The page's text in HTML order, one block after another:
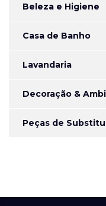
Beleza e Higiene
Casa de Banho
Lavandaria
Decoração &
Peças de